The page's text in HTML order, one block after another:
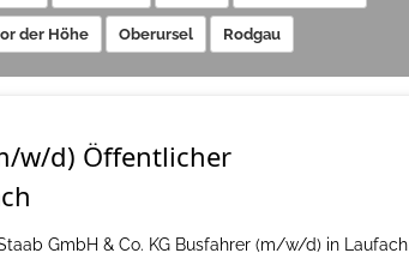
der Höhe Oberursel Rodgau
w/d) Öffentlicher
GmbH & Co. KG Busfahrer (m/w/d) in Laufach